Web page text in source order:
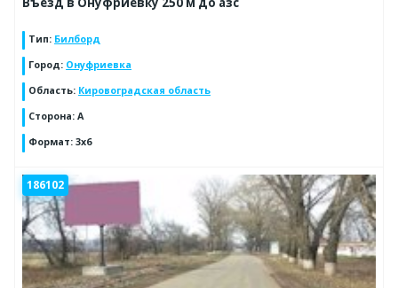
Тип: Билборд
Город: Онуфриевка
Область: Кировоградская область
Сторона: А
Формат: 3х6
186102